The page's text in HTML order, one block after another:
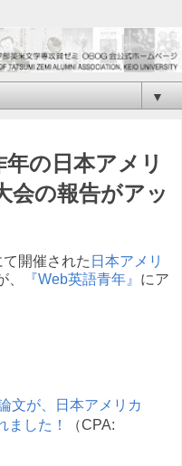
▼
年の日本アメリ
会の報告がアッ
て開催された 日本アメリ
、 『Web英語青年』 にア
文が、日本アメリカ
ました！
（CPA: